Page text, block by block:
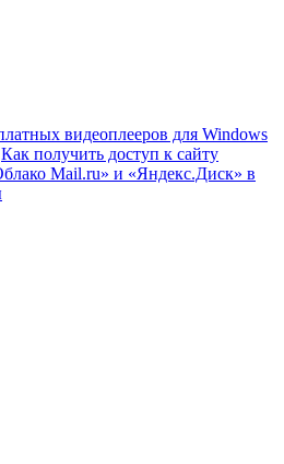
видеоплееров для Windows
Как получить доступ к сайту
Mail.ru» и «Яндекс.Диск» в